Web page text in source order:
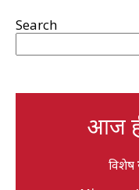
Search
आज
विशेष